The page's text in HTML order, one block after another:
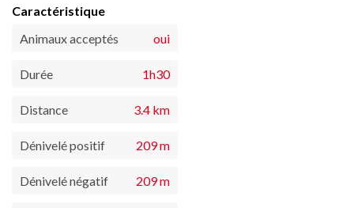
Caractéristique
Animaux acceptés
oui
Durée 1h30
Distance 3.4 km
Dénivelé positif 209 m
Dénivelé négatif 209 m